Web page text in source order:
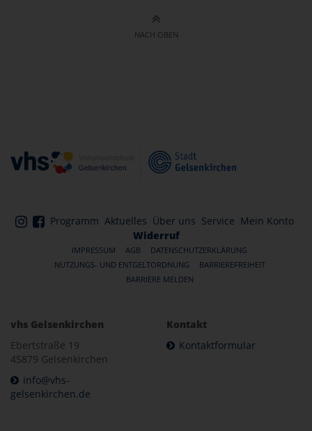
NACH OBEN
Programm Aktuelles Über uns Service Mein Konto
Widerruf
IMPRESSUM AGB
DATENSCHUTZERKLÄRUNG
NUTZUNGS- UND ENTGELTORDNUNG
BARRIEREFREIHEIT
BARRIERE MELDEN
vhs Gelsenkirchen
Ebertstraße 19
45879 Gelsenkirchen
info@vhs-
gelsenkirchen.de
Kontakt
Kontaktformular